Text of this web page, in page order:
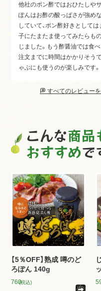
他社のポン酢ではおひたしや
ぽんはお酢の酸っぱさが強め
していて、ポン酢好きとして
子にたまたま使ってみたらも
じました。もう酢醤油では食
注文までに時間はかかりそう
ゃぶにも使うのが楽しみです。
すべてのレビュー
こんな商品
おすすめで
【5％OFF】熟成 噂のど
ろぽん 140g
760(税込)